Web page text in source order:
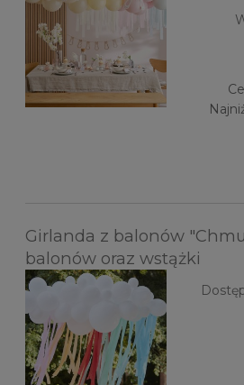
Girlanda z balonów
balonów oraz wstążki